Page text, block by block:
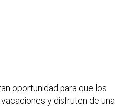
oportunidad para que los
y disfruten de una